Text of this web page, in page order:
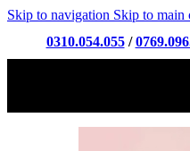
Skip to navigation Skip to main
0310.054.055/